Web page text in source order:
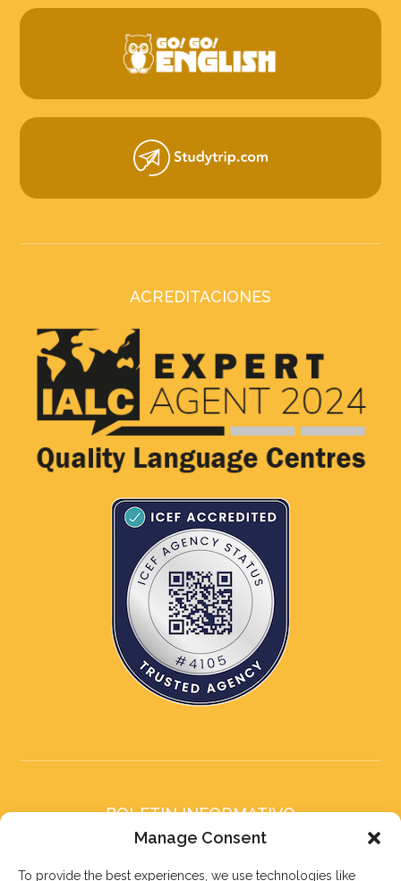
Manage Consent
To provide the best experiences, we use technologies like
ACREDITACIONES
BOLETIN INFORMATIVO
Suscríbete a nuestro boletín